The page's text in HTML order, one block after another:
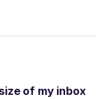
of my inbox